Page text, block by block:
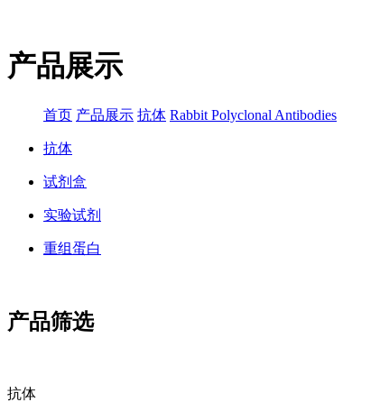
产品展示
首页 产品展示 抗体 Rabbit Polyclonal Antibodies
抗体
试剂盒
实验试剂
重组蛋白
产品筛选
抗体